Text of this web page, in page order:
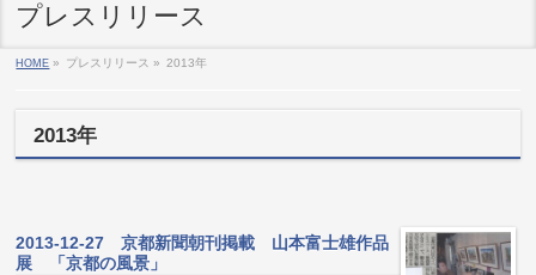
プレスリリース
HOME » プレスリリース » 2013年
2013年
2013-12-27 京都新聞朝刊掲載 山本富士雄作品
展 「京都の風景」